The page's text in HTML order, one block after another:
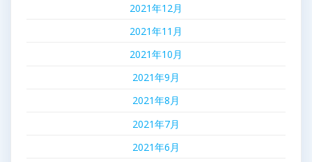
2021年12月
2021年11月
2021年10月
2021年9月
2021年8月
2021年7月
2021年6月